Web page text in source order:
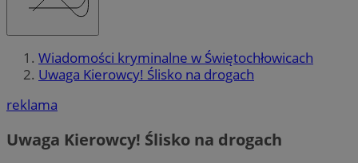
Wiadomości kryminalne w Świętochłowicach
Uwaga Kierowcy! Ślisko na drogach
reklama
Uwaga Kierowcy! Ślisko na drogach